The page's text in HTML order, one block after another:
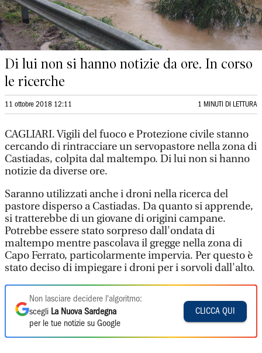
Di lui non si hanno notizie da ore. In corso
le ricerche
11 ottobre 2018 12:11 1 MINUTI DI LETTURA
CAGLIARI. Vigili del fuoco e Protezione civile stanno
cercando di rintracciare un servopastore nella zona di
Castiadas, colpita dal maltempo. Di lui non si hanno
notizie da diverse ore.
Saranno utilizzati anche i droni nella ricerca del
pastore disperso a Castiadas. Da quanto si apprende,
si tratterebbe di un giovane di origini campane.
Potrebbe essere stato sorpreso dall'ondata di
maltempo mentre pascolava il gregge nella zona di
Capo Ferrato, particolarmente impervia. Per questo è
stato deciso di impiegare i droni per i sorvoli dall'alto.
Non lasciare decidere l'algoritmo:
scegli La Nuova Sardegna
per le tue notizie su Google
CLICCA QUI